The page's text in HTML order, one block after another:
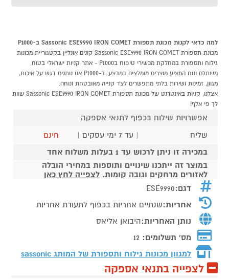
למה כדאי לקנות מכונת תספורת Sassonic ESE9990 IRON COMET ב-P1000
מכונת תספורת Sassonic ESE9990 IRON COMET קונים אונליין בקטגוריית מכונות
גילוח ותספורת במחלקת מכשירי טיפוח בP1000 - אתר קניות ישראלי בטוח,
משתלם ונוח המציע מוצרים מומלצים במבצע. ב-P1000 אנו נותנים דגש על איכות,
מגוון, זמינות ושירות בלתי מתפשרים לצד קנייה מאובטחת ונוחה.
אצלנו, קניות באינטרנט של מכונת תספורת Sassonic ESE9990 IRON COMET שוות
לך פי אלף!
אפשרויות שילוח בכפוף לתנאי אספקה
שליח
| עד 7 ימי עסקים |
חינם
במכירה זו ניתן לרכוש עד 1 בעלות משלוח אחד
במוצר זה ייתכנו שינויים ותוספות במחירי הובלה
לאזורים מרחקים וגובה קומות. לצפייה לחץ כאן
דגם:ESE9990
אחריות:שנתיים אחריות בכפוף לתעודת אחריות
נותן האחריות:היבואן אליאס
מס' תשלומים: 12
למגוון מכונות גילוח ותספורת של המותג sassonic
לצפייה בתנאי אספקה